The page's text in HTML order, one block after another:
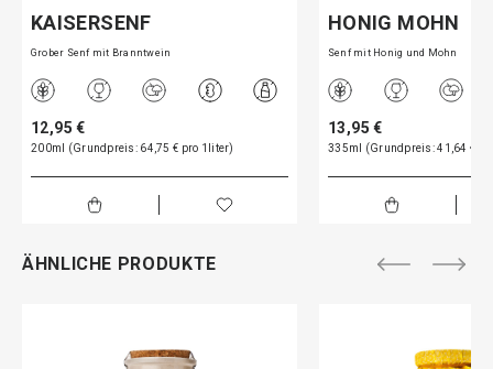
KAISERSENF
Grober Senf mit Branntwein
12,95 €
200ml (Grundpreis: 64,75 € pro 1liter)
HONIG MOHN
Senf mit Honig und Mohn
13,95 €
335ml (Grundpreis: 41,64 €
ÄHNLICHE PRODUKTE